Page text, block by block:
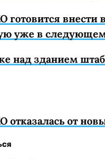
внести
уже в
над зданием
от